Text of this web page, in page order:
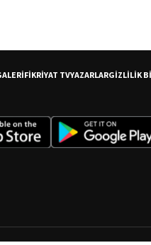
FİKRİYAT TVYAZARLARGİZLİLİK